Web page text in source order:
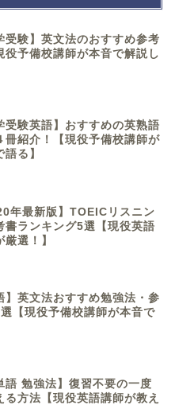
受験】英文法のおすすめ参考
役予備校講師が本音で解説し
受験英語】おすすめの英熟語
冊紹介！【現役予備校講師が
語る】
年最新版】TOEICリスニン
書ランキング5選【現役英語
厳選！】
】英文法おすすめ勉強法・参
【現役予備校講師が本音で
語 勉強法】復習不要の一度
る方法【現役英語講師が教え